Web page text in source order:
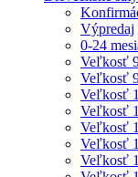
Výpredaj
0-24
Veľkosť
Veľkosť
Veľkosť
Veľkosť
Veľkosť
Veľkosť
Veľkosť